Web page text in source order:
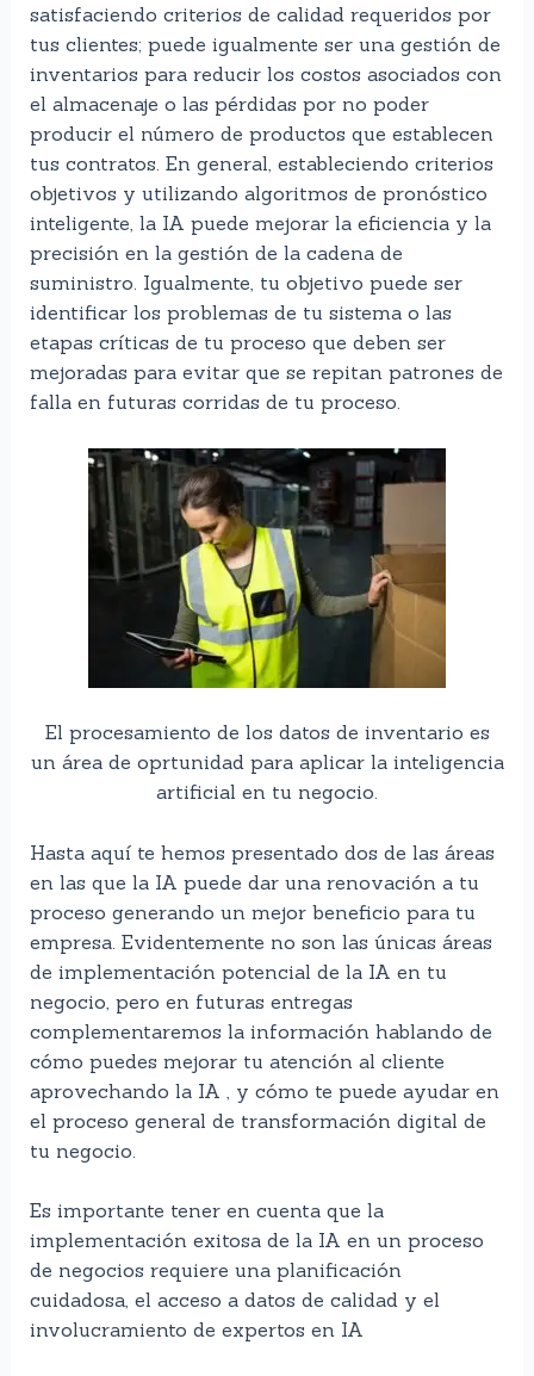
satisfaciendo criterios de calidad requeridos por
tus clientes; puede igualmente ser una gestión de
inventarios para reducir los costos asociados con
el almacenaje o las pérdidas por no poder
producir el número de productos que establecen
tus contratos. En general, estableciendo criterios
objetivos y utilizando algoritmos de pronóstico
inteligente, la IA puede mejorar la eficiencia y la
precisión en la gestión de la cadena de
suministro. Igualmente, tu objetivo puede ser
identificar los problemas de tu sistema o las
etapas críticas de tu proceso que deben ser
mejoradas para evitar que se repitan patrones de
falla en futuras corridas de tu proceso.
El procesamiento de los datos de inventario es
un área de oprtunidad para aplicar la inteligencia
artificial en tu negocio.
Hasta aquí te hemos presentado dos de las áreas
en las que la IA puede dar una renovación a tu
proceso generando un mejor beneficio para tu
empresa. Evidentemente no son las únicas áreas
de implementación potencial de la IA en tu
negocio, pero en futuras entregas
complementaremos la información hablando de
cómo puedes mejorar tu atención al cliente
aprovechando la IA , y cómo te puede ayudar en
el proceso general de transformación digital de
tu negocio.
Es importante tener en cuenta que la
implementación exitosa de la IA en un proceso
de negocios requiere una planificación
cuidadosa, el acceso a datos de calidad y el
involucramiento de expertos en IA